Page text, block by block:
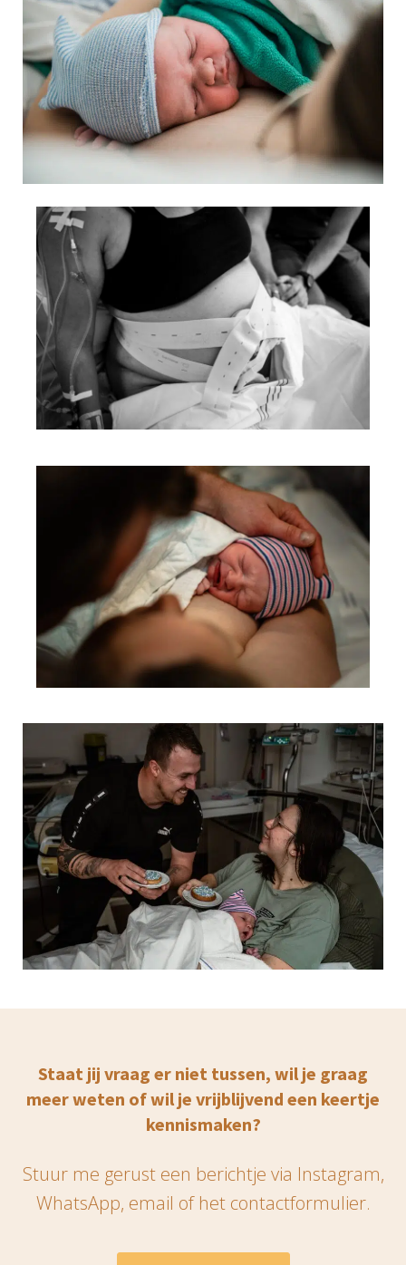
Staat jij vraag er niet tussen, wil je graag
meer weten of wil je vrijblijvend een keertje
kennismaken?
Stuur me gerust een berichtje via Instagram,
WhatsApp, email of het contactformulier.